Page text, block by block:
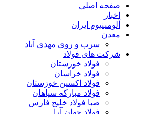
صفحه اصلی
اخبار
آلومینیوم ایران
معدن
سرب و روی مهدی آباد
شرکت های فولاد
فولاد خوزستان
فولاد خراسان
فولاد اکسین خوزستان
فولاد مبارکه سپاهان
صبا فولاد خلیج فارس
فولاد جهان آرا